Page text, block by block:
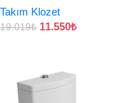
Takım Klozet
19.019₺ 11.550₺